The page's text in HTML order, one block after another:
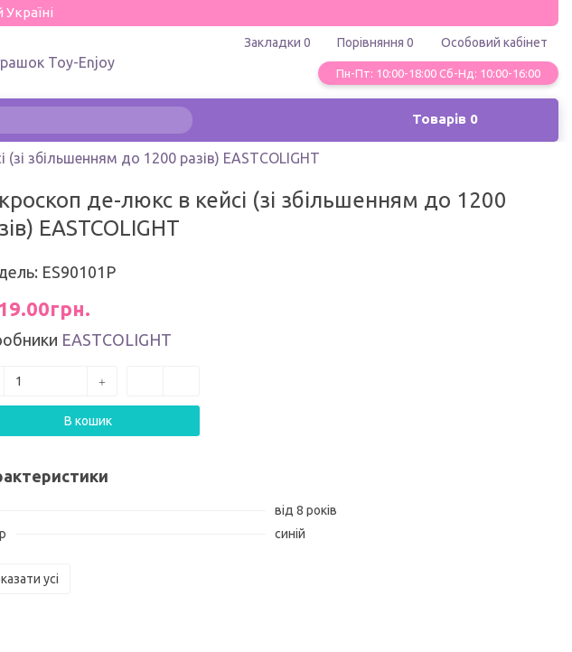
Закладки 0 Порівняння 0 Особовий кабінет
Пн-Пт: 10:00-18:00 Сб-Нд: 10:00-16:00
Товарів0
збільшенням до 1200 разів) EASTCOLІGHT
де-люкс в кейсі (зі збільшенням до 1200
EASTCOLІGHT
ES90101P
EASTCOLIGHT
В кошик
від 8 років
синій
усі